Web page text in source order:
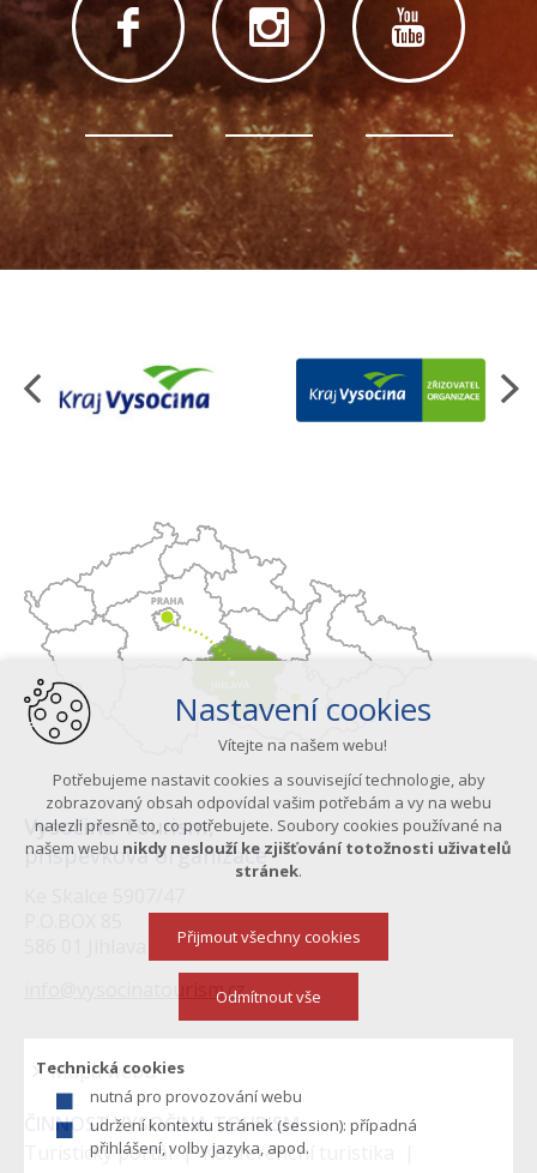
ČINNOST VYSOČINA TOURISM:
Turistický portál
Konferenční turistika
Vysočina Tourism,
příspěvková organizace
info@vysocinatourism.cz
Menu
Mapa webu
Nastavení cookies
Vítejte na našem webu!
Potřebujeme nastavit cookies a související technologie, aby
zobrazovaný obsah odpovídal vašim potřebám a vy na webu
nalezli přesně to, co potřebujete. Soubory cookies používané na
našem webu nikdy neslouží ke zjišťování totožnosti uživatelů
stránek.
Technická cookies
nutná pro provozování webu
udržení kontextu stránek (session): případná
přihlášení, volby jazyka, apod.
Přijmout všechny cookies
Odmítnout vše